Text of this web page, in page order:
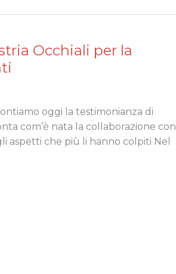
Occhiali per la
oggi la testimonianza di
com’è nata la collaborazione con
aspetti che più li hanno colpiti Nel